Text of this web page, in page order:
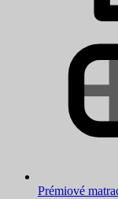
Prémiové